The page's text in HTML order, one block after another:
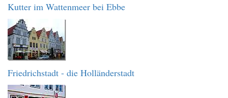
Kutter im Wattenmeer bei Ebbe
Friedrichstadt - die Holländerstadt